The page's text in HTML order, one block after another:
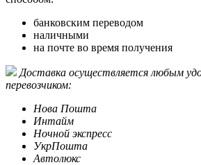
банковским переводом
наличными
на почте во время получения
Доставка осуществляется любым
перевозчиком:
Нова Пошта
Интайм
Ночной экспресс
УкрПошта
Автолюкс